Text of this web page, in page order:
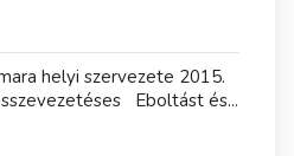
helyi szervezete 2015.
Eboltást és...